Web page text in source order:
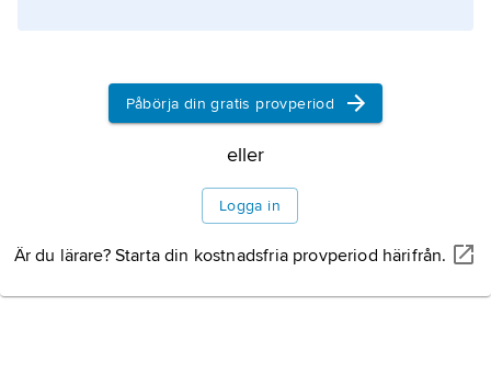
Påbörja din gratis provperiod
eller
Logga in
Är du lärare? Starta din kostnadsfria provperiod härifrån.